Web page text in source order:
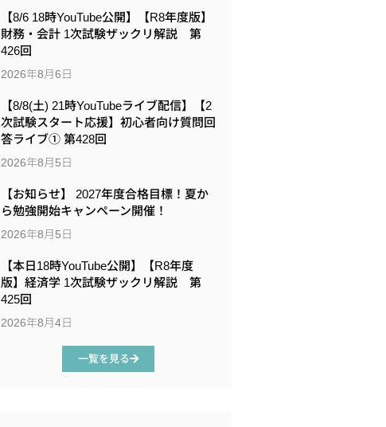
【8/6 18時YouTube公開】【R8年度版】
財務・会計 1次試験ザックリ解説 第
426回
2026年8月6日
【8/8(土) 21時YouTubeライブ配信】【2
次試験スタート応援】初心者向け質問回
答ライブ① 第428回
2026年8月5日
【お知らせ】 2027年度合格目標！夏か
ら勉強開始キャンペーン開催！
2026年8月5日
【本日18時YouTube公開】【R8年度
版】経済学 1次試験ザックリ解説 第
425回
2026年8月4日
一覧を見る